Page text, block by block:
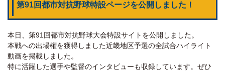
第91回都市対抗野球特設ページを公開しました！
本日、第91回都市対抗野球大会特設サイトを公開しました。
本戦への出場権を獲得しました近畿地区予選の全試合ハイライト
動画を掲載しました。
特に活躍した選手や監督のインタビューも収録しています。ぜひ